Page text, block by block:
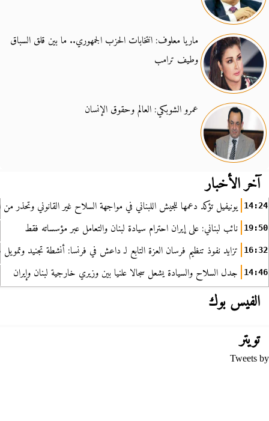
ماريا معلوف: انتخابات الحزب الجمهوري.. ما بين قلق السباق
وطيف ترامب
عمرو الشوبكي: العالم وحقوق الإنسان
آخر الأخبار
14:24 يونيفيل تؤكد دعمها للجيش اللبناني في مواجهة السلاح غير القانوني وتحذر من
19:50 نائب لبناني: على إيران احترام سيادة لبنان والتعامل عبر مؤسساته فقط
16:32 تزايد نفوذ تنظيم فرسان العزة التابع لـ داعش في فرنسا: أنشطة تجنيد
14:46 جدل السلاح والسيادة يشعل سجالا علنيا بين وزيري خارجية لبنان وإيران
الفيس بوك
تويتر
Tweets by